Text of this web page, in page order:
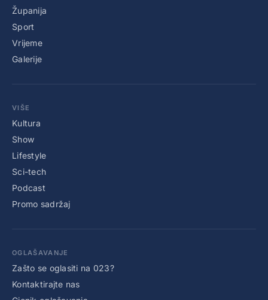
Županija
Sport
Vrijeme
Galerije
VIŠE
Kultura
Show
Lifestyle
Sci-tech
Podcast
Promo sadržaj
OGLAŠAVANJE
Zašto se oglasiti na 023?
Kontaktirajte nas